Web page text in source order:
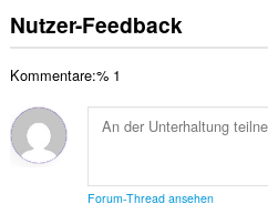
e
n
t
u
e
n
B
e
r
t
g
s
a
e
B
e
Nutzer-Feedback
Kommentare:% 1
Forum-Thread ansehen